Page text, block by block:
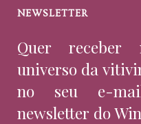
NEWSLETTER
Quer receber
universo da
no seu e-
newsletter do